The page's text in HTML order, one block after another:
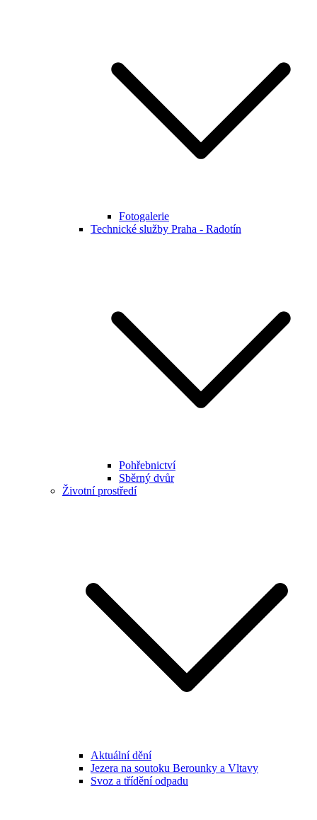
Fotogalerie
Technické služby Praha - Radotín
Pohřebnictví
Sběrný dvůr
Životní prostředí
Aktuální dění
Jezera na soutoku Berounky a Vltavy
Svoz a třídění odpadu